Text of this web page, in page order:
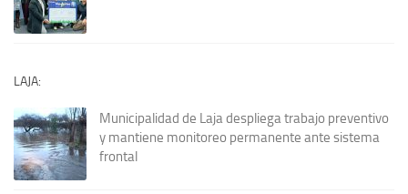
LAJA:
Municipalidad de Laja despliega trabajo preventivo
y mantiene monitoreo permanente ante sistema
frontal